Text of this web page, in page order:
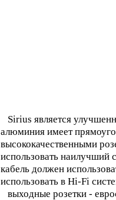
Sirius является
алюминия имеет
высококачественными
использовать наилучший
кабель должен
использовать в Hi-Fi
выходные розетки -